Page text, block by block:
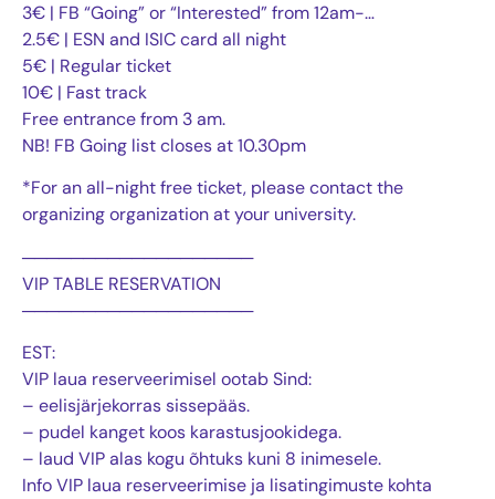
3€ | FB “Going” or “Interested” from 12am-…
2.5€ | ESN and ISIC card all night
5€ | Regular ticket
10€ | Fast track
Free entrance from 3 am.
NB! FB Going list closes at 10.30pm
*For an all-night free ticket, please contact the
organizing organization at your university.
───────────────────
VIP TABLE RESERVATION
───────────────────
EST:
VIP laua reserveerimisel ootab Sind:
– eelisjärjekorras sissepääs.
– pudel kanget koos karastusjookidega.
– laud VIP alas kogu õhtuks kuni 8 inimesele.
Info VIP laua reserveerimise ja lisatingimuste kohta